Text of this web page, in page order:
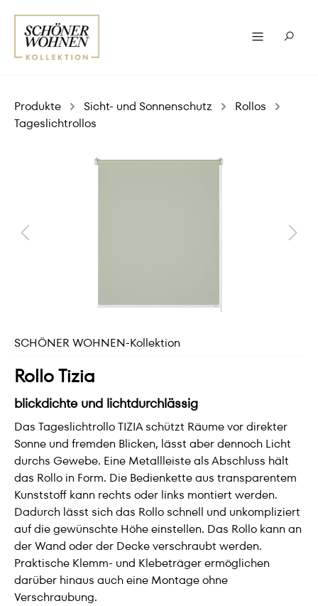
Produkte Sicht- und Sonnenschutz
Rollos
Tageslichtrollos
SCHÖNER WOHNEN-Kollektion
Rollo Tizia
blickdichte und lichtdurchlässig
Das Tageslichtrollo TIZIA schützt Räume vor direkter
Sonne und fremden Blicken, lässt aber dennoch Licht
durchs Gewebe. Eine Metallleiste als Abschluss hält
das Rollo in Form. Die Bedienkette aus transparentem
Kunststoff kann rechts oder links montiert werden.
Dadurch lässt sich das Rollo schnell und unkompliziert
auf die gewünschte Höhe einstellen. Das Rollo kann an
der Wand oder der Decke verschraubt werden.
Praktische Klemm- und Klebeträger ermöglichen
darüber hinaus auch eine Montage ohne
Verschraubung.